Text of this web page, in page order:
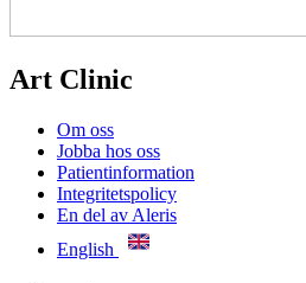
Art Clinic
Om oss
Jobba hos oss
Patientinformation
Integritetspolicy
En del av Aleris
English